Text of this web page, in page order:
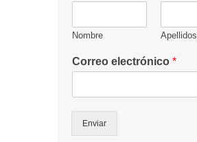
Nombre Apellidos
Correo electrónico *
Enviar